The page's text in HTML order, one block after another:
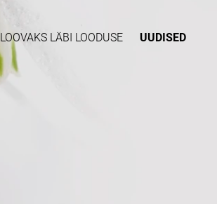
LOOVAKS LÄBI LOODUSE UUDISED